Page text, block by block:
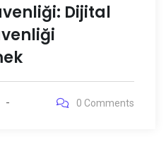
Dijital
0 Comments